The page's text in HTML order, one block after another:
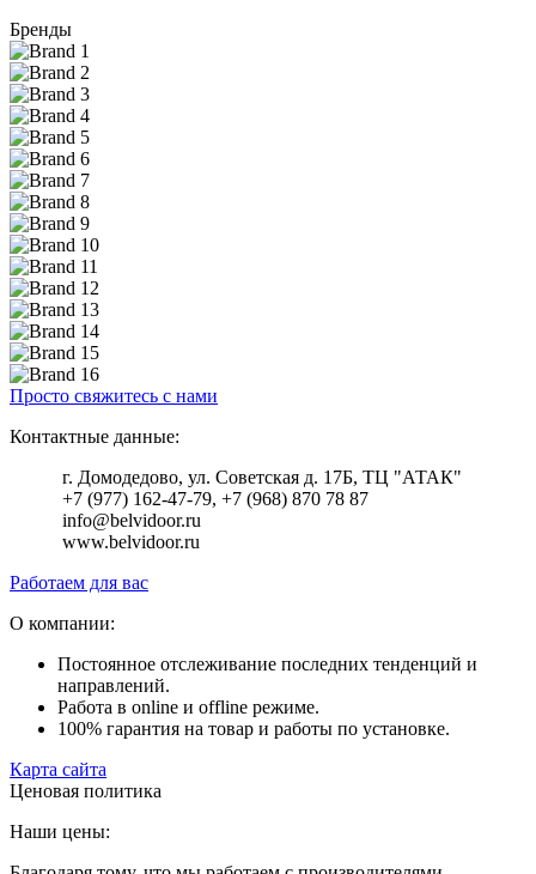
Бренды
Просто свяжитесь с нами
Контактные данные:
г. Домодедово, ул. Советская д. 17Б, ТЦ "АТАК"
+7 (977) 162-47-79, +7 (968) 870 78 87
info@belvidoor.ru
www.belvidoor.ru
Работаем для вас
О компании:
Постоянное отслеживание последних тенденций и
направлений.
Работа в online и offline режиме.
100% гарантия на товар и работы по установке.
Карта сайта
Ценовая политика
Наши цены: